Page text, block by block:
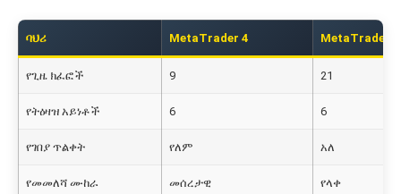
ባህሪ MetaTrader 4 MetaTrader 5
የጊዜ ክፈፎች 9 21
የትዕዛዝ አይነቶች 6 6
የገበያ ጥልቀት የለም አለ
የመመለሻ ሙከራ መሰረታዊ የላቀ